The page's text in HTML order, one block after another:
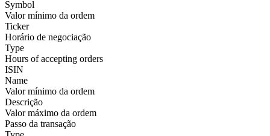
Symbol
Valor mínimo da ordem
Ticker
Horário de negociação
Type
Hours of accepting orders
ISIN
Name
Valor mínimo da ordem
Descrição
Valor máximo da ordem
Passo da transação